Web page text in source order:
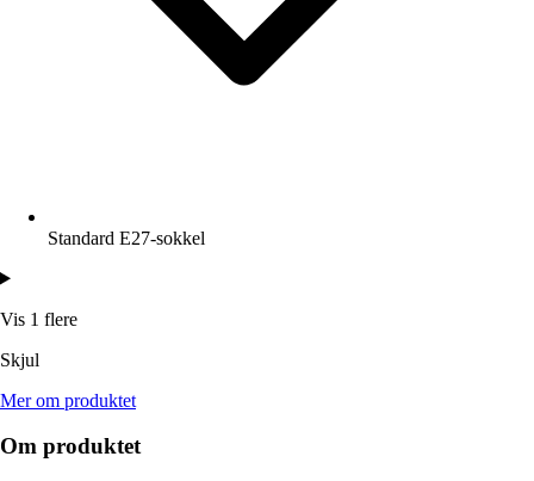
Standard E27-sokkel
Vis 1 flere
Skjul
Mer om produktet
Om produktet